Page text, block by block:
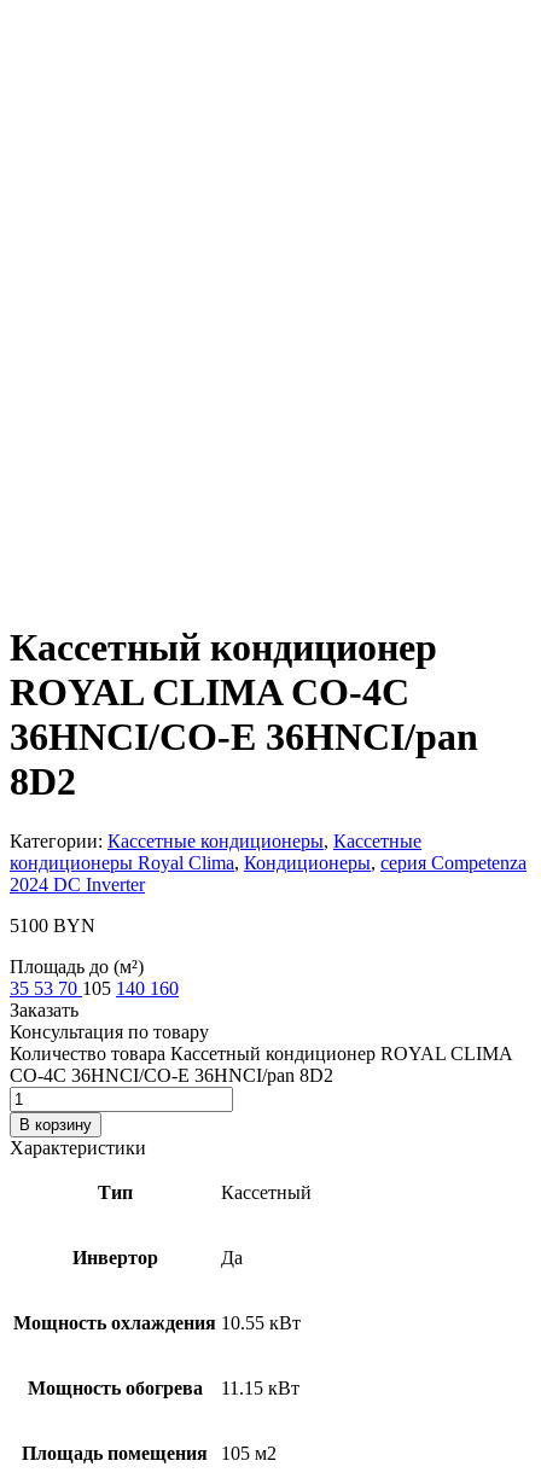
Кассетный кондиционер
ROYAL CLIMA CO-4C
36HNCI/CO-E 36HNCI/pan
8D2
Категории: Кассетные кондиционеры, Кассетные
кондиционеры Royal Clima, Кондиционеры, серия Competenza
2024 DC Inverter
5100 BYN
Площадь до (м²)
35 53 70 105 140 160
Заказать
Консультация по товару
Количество товара Кассетный кондиционер ROYAL CLIMA
CO-4C 36HNCI/CO-E 36HNCI/pan 8D2
В корзину
Характеристики
Тип Кассетный
Инвертор Да
Мощность охлаждения 10.55 кВт
Мощность обогрева 11.15 кВт
Площадь помещения 105 м2